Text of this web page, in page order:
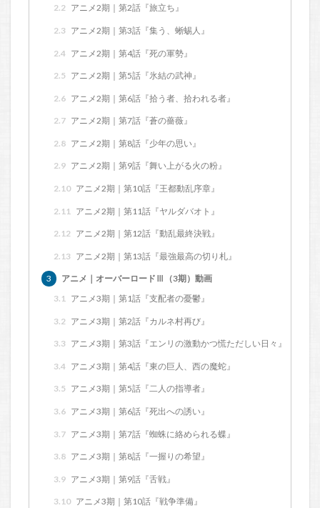
2.2 アニメ2期｜第2話『旅立ち』
2.3 アニメ2期｜第3話『集う、蜥蜴人』
2.4 アニメ2期｜第4話『死の軍勢』
2.5 アニメ2期｜第5話『氷結の武神』
2.6 アニメ2期｜第6話『拾う者、拾われる者』
2.7 アニメ2期｜第7話『蒼の薔薇』
2.8 アニメ2期｜第8話『少年の思い』
2.9 アニメ2期｜第9話『舞い上がる火の粉』
2.10 アニメ2期｜第10話『王都動乱序章』
2.11 アニメ2期｜第11話『ヤルダバオト』
2.12 アニメ2期｜第12話『動乱最終決戦』
2.13 アニメ2期｜第13話『最強最高の切り札』
3
アニメ｜オーバーロードⅢ（3期）動画
3.1 アニメ3期｜第1話『支配者の憂鬱』
3.2 アニメ3期｜第2話『カルネ村再び』
3.3 アニメ3期｜第3話『エンリの激動かつ慌ただしい日々』
3.4 アニメ3期｜第4話『東の巨人、西の魔蛇』
3.5 アニメ3期｜第5話『二人の指導者』
3.6 アニメ3期｜第6話『死出への誘い』
3.7 アニメ3期｜第7話『蜘蛛に絡められる蝶』
3.8 アニメ3期｜第8話『一握りの希望』
3.9 アニメ3期｜第9話『舌戦』
3.10 アニメ3期｜第10話『戦争準備』